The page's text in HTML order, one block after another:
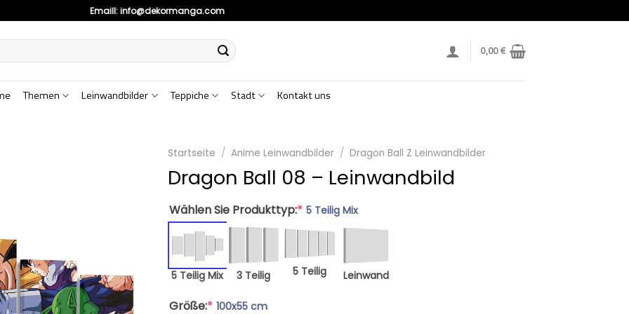
Emaill:info@dekormanga.com
0,00€
Themen Leinwandbilder Teppiche Stadt Kontakt uns
Startseite / Anime Leinwandbilder / Dragon Ball Z Leinwandbilder
Dragon Ball 08 – Leinwandbild
Wählen Sie Produkttyp:* 5 Teilig Mix
5 Teilig Mix 3 Teilig 5 Teilig Leinwand
Größe:* 100x55 cm